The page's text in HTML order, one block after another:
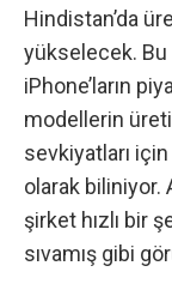
Hindistan’da
yükselecek. Bu
iPhone’ların
modellerin
sevkiyatları
olarak
şirket hızlı bir
sıvamış gibi